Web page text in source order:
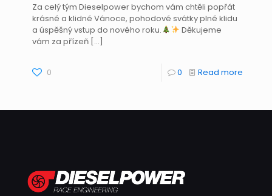
Za celý tým Dieselpower bychom vám chtěli popřát
krásné a klidné Vánoce, pohodové svátky plné klidu
a úspěšný vstup do nového roku.
Děkujeme
vám za přízeň […]
0 0 Read more